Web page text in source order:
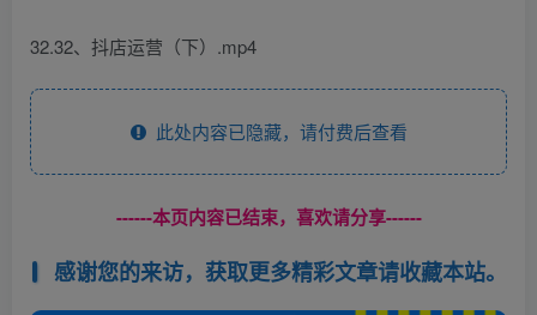
32.32、抖店运营（下）.mp4
此处内容已隐藏，请付费后查看
------本页内容已结束，喜欢请分享------
感谢您的来访，获取更多精彩文章请收藏本站。